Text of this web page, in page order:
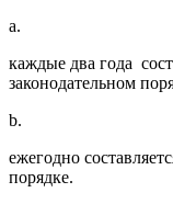
a.
каждые два года
законодательном
b.
ежегодно
порядке.